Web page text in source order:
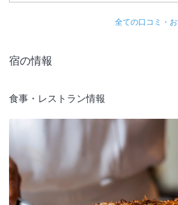
改定前：3,000円（税込）
改定後：3,300円（税込）
＜高圧受変電設備法定点検に伴う停電作業につい
下記日時において、全館停電となりますのでご
期間：2026年12月10日（木）
時間：11：30 ～ 15：30
停電：館内施設全般
※コテージのエレベーターはご利用いただけませ
※断水・給水停止はございませんが、お湯は利
全ての口コミ・
宿の情報
食事・レストラン情報